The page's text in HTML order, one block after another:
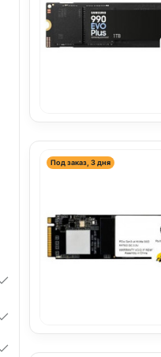
Под заказ, 3 дня